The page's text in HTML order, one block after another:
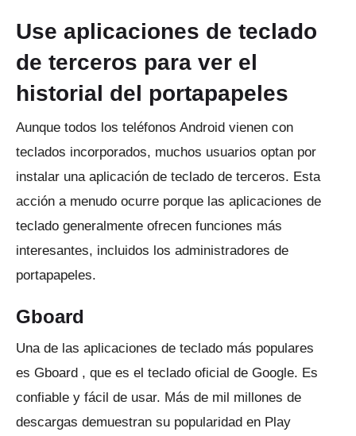
Use aplicaciones de teclado
de terceros para ver el
historial del portapapeles
Aunque todos los teléfonos Android vienen con
teclados incorporados, muchos usuarios optan por
instalar una aplicación de teclado de terceros. Esta
acción a menudo ocurre porque las aplicaciones de
teclado generalmente ofrecen funciones más
interesantes, incluidos los administradores de
portapapeles.
Gboard
Una de las aplicaciones de teclado más populares
es Gboard , que es el teclado oficial de Google. Es
confiable y fácil de usar. Más de mil millones de
descargas demuestran su popularidad en Play